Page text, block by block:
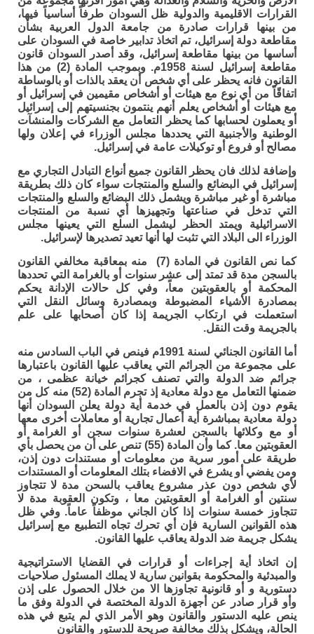
القرارات الاقليمية والدولية ظل السودان طرفاً أساسياً فيها،
من بينها قرارات صادرة من جامعة الدول العربية بشأن
مقاطعة دولة إسرائيل، تم اتخاذ تدابير خاصة في السودان على
أساسها من بينها مقاطعة إسرائيل، وقد أصدر السودان قانون
مقاطعة إسرائيل لسنة 1958م. وبموجب المادة (2) من هذا
القانون فانه يحظر على أي شخص أن يعقد بالذات أو بالوساطة
اتفاقًاً من أي نوع مع هيئات أو أشخاص مقيمين في إسرائيل أو
مع هيئات أو أشخاص يعلم أنهم ينتمون بجنسيتهم إلى إسرائيل
أو يعملون لحسابها كما يحظر التعامل مع الشركات والمنشآت
الوطنية والأجنبية التي يحددها مجلس الوزراء في إعلان ولها
مصالح أو فروع أو توكيلات عامة في إسرائيل.
وإضافة لذلك فان يحظر القانون جميع أنواع التبادل التجاري مع
إسرائيل في البضائع والسلع والمنتجات سواء كان ذلك بطريقة
مباشرة أو غير مباشرة ويشمل ذلك البضائع والسلع والمنتجات
التي تدخل في صناعتها وتجهيزها أي نسبة من المنتجات
الاسرائيلية ويمتد الحظر ليشمل السلع التي يعينها مجلس
الوزراء الى البلاد التي تثبت لها أنها تعيد تصديرها لإسرائيل.
كما نص القانون في المادة (7) منه بمعاقبة مخالفي القانون
بالسجن مدة قد تمتد إلى عشر سنوات أو بالغرامة التي تحددها
المحكمة أو بالعقوبتين معاً، وفي كل حالات الإدانة يحكم
بمصادرة الأشياء المضبوطة وبمصادرة وسائل النقل التي
استعملت في ارتكاب الجريمة إذا كان أصحابها على علم
بالجريمة وقت النقل.
أما القانون الجنائي لسنة 1991م فينص في الباب السادس منه
على مجموعة من الجرائم التي يعاقب عليها القانون باعتبارها
جرائم ضد الدولة والتي تصنف كجرائم خيانة عظمى ، من
ضمنها التعامل مع دولة معادية إذ تجرم المادة (52) منه كل من
يقوم دون إذن بالعمل في خدمة أية دولة يعلن السودان أنها
دولة معادية بمباشرة أية أعمال تجارية أو معاملات أخرى معها
أو مع وكلائها بالسجن لعشرة سنوات سجن أو الغرامة أو
العقوبتين معا. كما وأن المادة (55) تنص على أن من يحصل بأي
طريقة على أمور سرية من معلومات أو مستندات دون إذن،
ومن يفضي أو يشرع في الافضاء بتلك المعلومات أو المستندات
لأي شخص دون عذر مشروع يعاقب بالسحن مدة لا تتجاوز
سنتين أو الغرامة أو العقوبتين معا ، وتكون العقوبة مدة لا
تتجاوز خمسة سنوات إذا كان الجاني موظفاً عاماً. وفي ظل
هذه القوانين السارية فإن أي تحرك تجاه التطبيع مع إسرائيل
يشكل جريمة ضد الدولة يعاقب عليها القانون.
إن اتخاذ أية إجراءات أو قرارات في القضايا الاستراتيجية
والمبدئية والمحكومة بقوانين سارية لا يملك المسئول صلاحيات
دستورية و أو قانونية تجاوزها الا من خلال الحصول على إذن
وأو قرار صادر عن أجهزة الدولة المختصة في الدولة وفق ما
ينص عليه الدستور والقانون وهو الأمر الذي لم يتبع في هذه
الحالة، ويشكل بذلك مخالفة صريحة للدستور والقانون